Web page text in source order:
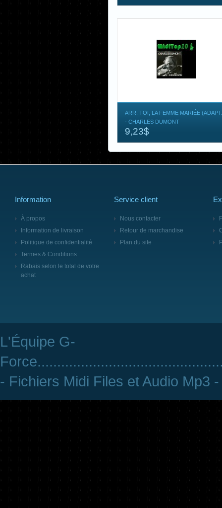
ARR. TOI, LA FEMME MARIÉE
- CHARLES DUMONT
9,23$
Information
À propos
Information de livraison
Politique de confidentialité
Termes & Conditions
Rabais selon le total de votre
achat
Service client
Nous contacter
Retour de marchandise
Plan du site
L'Équipe G-
Force
- Fichiers Midi Files et Audio Mp3